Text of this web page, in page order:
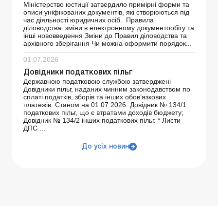
Міністерство юстиції затвердило примірні форми та
описи уніфікованих документів, які створюються під
час діяльності юридичних осіб. Правила
діловодства: зміни в електронному документообігу та
інші нововведення Зміни до Правил діловодства та
архівного зберігання Чи можна оформити порядок...
01.07.2026
Довідники податкових пільг
Державною податковою службою затверджені
Довідники пільг, наданих чинним законодавством по
сплаті податків, зборів та інших обов’язкових
платежів. Станом на 01.07.2026: Довідник № 134/1
податкових пільг, що є втратами доходів бюджету;
Довідник № 134/2 інших податкових пільг. * Листи
ДПС ...
До усіх новин